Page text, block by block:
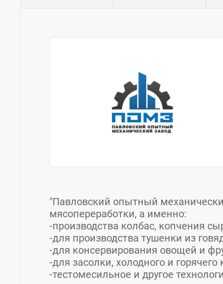
"Павловский опытный
мясопереработки, а именно:
-производства колбас, копчения
-для производства тушенки из
-для консервирования овощей и
-для засолки, холодного и
-тестомесильное и другое